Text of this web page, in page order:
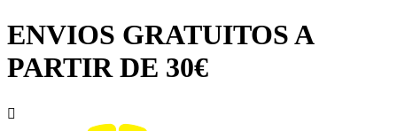
ENVIOS GRATUITOS A
PARTIR DE 30€
